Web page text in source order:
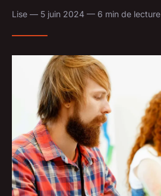
Lise — 5 juin 2024 — 6 min de lecture